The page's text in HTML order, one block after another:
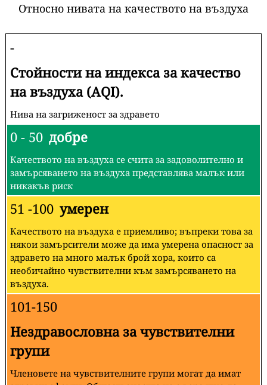
Относно нивата на качеството на въздуха
-
Стойности на индекса за качество
на въздуха (AQI).
Нива на загриженост за здравето
0 - 50 добре
Качеството на въздуха се счита за задоволително и
замърсяването на въздуха представлява малък или
никакъв риск
51 -100 умерен
Качеството на въздуха е приемливо; въпреки това за
някои замърсители може да има умерена опасност за
здравето на много малък брой хора, които са
необичайно чувствителни към замърсяването на
въздуха.
101-150
Нездравословна за чувствителни
групи
Членовете на чувствителните групи могат да имат